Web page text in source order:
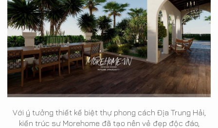
Với ý tưởng thiết kế biệt thự phong cách Địa Trung Hải,
kiến trúc sư Morehome đã tạo nên vẻ đẹp độc đáo,